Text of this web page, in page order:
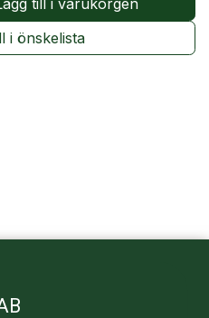
till i varukorgen
i önskelista